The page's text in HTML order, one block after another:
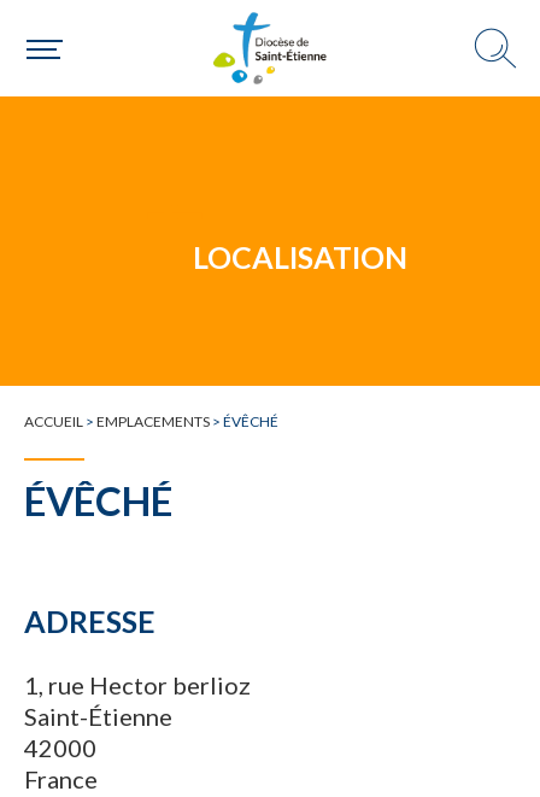
LOCALISATION
ACCUEIL > EMPLACEMENTS > ÉVÊCHÉ
ÉVÊCHÉ
ADRESSE
1, rue Hector berlioz
Saint-Étienne
42000
France